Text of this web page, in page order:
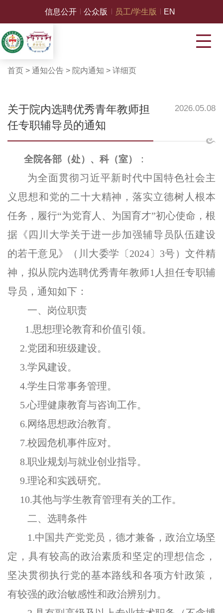
信息公开 公众版 员工/学生版 EN
首页 > 通知公告> 院内通知 > 详细页
关于院内选聘优秀青年教师担
任专职辅导员的通知
2026.05.08
全院各部（处）、科（室）
：
为全面贯彻习近平新时代中国特色社会主
义思想和党的二十大精神，落实立德树人根本
任务，履行“为党育人、为国育才”初心使命，根
据《四川大学关于进一步加强辅导员队伍建设
的若干意见》（川大委学〔2024〕3号）文件精
神，拟从院内选聘优秀青年教师1人担任专职辅
导员，通知如下：
一、 岗位职责
1.思想理论教育和价值引领。
2.党团和班级建设。
3.学风建设。
4.学生日常事务管理。
5.心理健康教育与咨询工作。
6.网络思想政治教育。
7.校园危机事件应对。
8.职业规划与就业创业指导。
9.理论和实践研究。
10.其他与学生教育管理有关的工作。
二、选聘条件
1.中国共产党党员，德才兼备，政治立场坚
定，具有较高的政治素质和坚定的理想信念，
坚决贯彻执行党的基本路线和各项方针政策，
有较强的政治敏感性和政治辨别力。